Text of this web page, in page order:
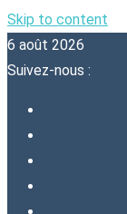
Skip to content
6 août 2026
Suivez-nous :